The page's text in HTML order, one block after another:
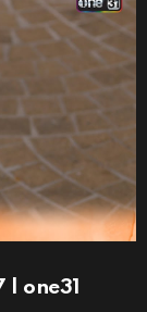
| one31